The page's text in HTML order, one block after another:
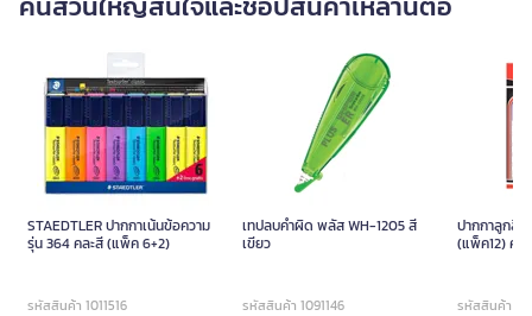
STAEDTLER ปากกาเน้นข้อความ
รุ่น 364 คละสี (แพ็ค 6+2)
รหัสสินค้า 1011516
เทปลบคำผิด พลัส WH-1205 สี
เขียว
รหัสสินค้า 1091146
ปากกาลูกลื่น
(แพ็ค12) คว
รหัสสินค้า